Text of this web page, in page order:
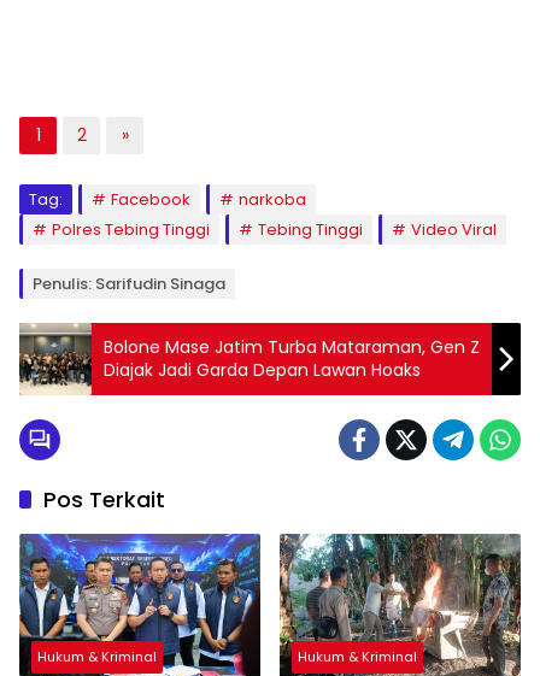
1 2 »
Tag: Facebook
narkoba
Polres Tebing Tinggi
Tebing Tinggi Video Viral
Penulis: Sarifudin Sinaga
Bolone Mase Jatim Turba Mataraman, Gen Z
Diajak Jadi Garda Depan Lawan Hoaks
Pos Terkait
Hukum & Kriminal Hukum & Kriminal